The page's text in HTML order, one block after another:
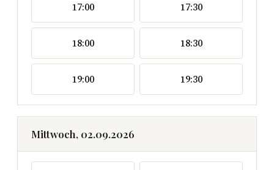
17:00 17:30
18:00 18:30
19:00 19:30
Mittwoch, 02.09.2026